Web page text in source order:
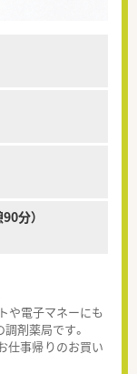
分）
や電子マネーにも
剤薬局です。
仕事帰りのお買い